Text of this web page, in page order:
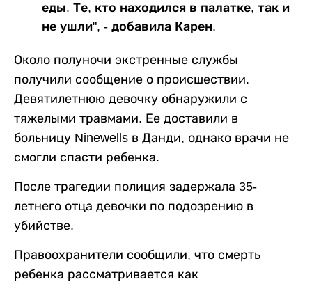
еды. Те, кто находился в палатке, так и
не ушли", - добавила Карен.
Около полуночи экстренные службы
получили сообщение о происшествии.
Девятилетнюю девочку обнаружили с
тяжелыми травмами. Ее доставили в
больницу Ninewells в Данди, однако врачи не
смогли спасти ребенка.
После трагедии полиция задержала 35-
летнего отца девочки по подозрению в
убийстве.
Правоохранители сообщили, что смерть
ребенка рассматривается как